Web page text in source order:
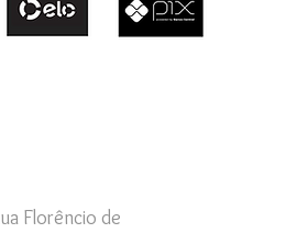
Florêncio de